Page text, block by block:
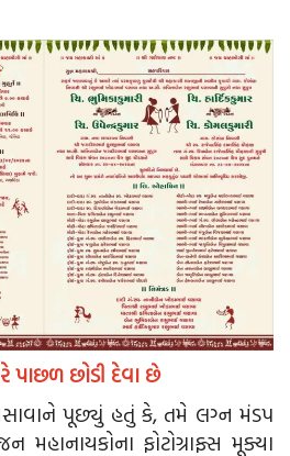
પાછળ છોડી દેવા છે
પૂછ્યું હતું કે, તમે લગ્ન મંડપ
ફોટોગ્રાફ્સ મૂક્યા